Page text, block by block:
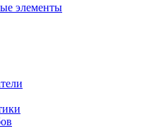
элементы